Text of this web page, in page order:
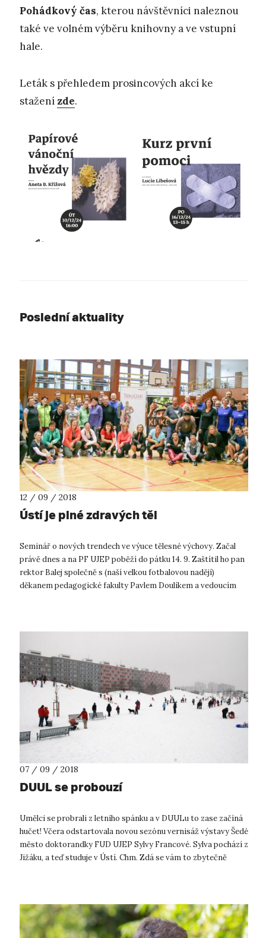
Pohádkový čas, kterou návštěvníci naleznou
také ve volném výběru knihovny a ve vstupní
hale.
Leták s přehledem prosincových akcí ke
stažení zde.
Poslední aktuality
12 / 09 / 2018
Ústí je plné zdravých těl
Seminář o nových trendech ve výuce tělesné výchovy. Začal
právě dnes a na PF UJEP poběží do pátku 14. 9. Zaštítil ho pan
rektor Balej společně s (naší velkou fotbalovou nadějí)
děkanem pedagogické fakulty Pavlem Doulíkem a vedoucím
07 / 09 / 2018
DUUL se probouzí
Umělci se probrali z letního spánku a v DUULu to zase začíná
hučet! Včera odstartovala novou sezónu vernisáž výstavy Šedé
město doktorandky FUD UJEP Sylvy Francové. Sylva pochází z
Jižáku, a teď studuje v Ústí. Chm. Zdá se vám to zbytečně